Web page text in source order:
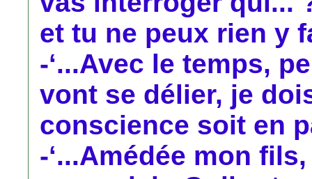
et tu ne peux rien y
-‘...Avec le temps,
vont se délier, je
conscience soit en
-‘...Amédée mon